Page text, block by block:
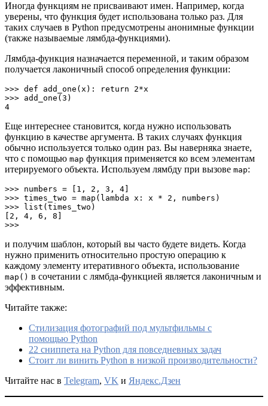
Иногда функциям не присваивают имен. Например, когда
уверены, что функция будет использована только раз. Для
таких случаев в Python предусмотрены анонимные функции
(также называемые лямбда-функциями).
Лямбда-функция назначается переменной, и таким образом
получается лаконичный способ определения функции:
>>> def add_one(x): return 2*x
>>> add_one(3)
4
Еще интереснее становится, когда нужно использовать
функцию в качестве аргумента. В таких случаях функция
обычно используется только один раз. Вы наверняка знаете,
что с помощью map функция применяется ко всем элементам
итерируемого объекта. Используем лямбду при вызове map:
>>> numbers = [1, 2, 3, 4]
>>> times_two = map(lambda x: x * 2, numbers)
>>> list(times_two)
[2, 4, 6, 8]
>>>
и получим шаблон, который вы часто будете видеть. Когда
нужно применить относительно простую операцию к
каждому элементу итеративного объекта, использование
map() в сочетании с лямбда-функцией является лаконичным и
эффективным.
Читайте также:
Стилизация фотографий под мультфильмы с
помощью Python
22 сниппета на Python для повседневных задач
Стоит ли винить Python в низкой производительности?
Читайте нас в Telegram, VK и Яндекс.Дзен